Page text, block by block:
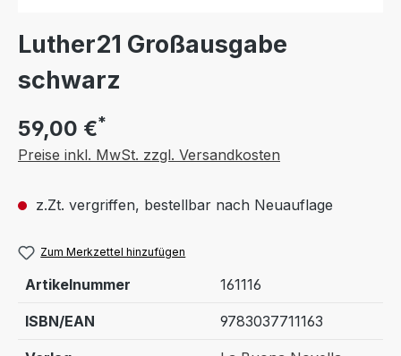
Luther21 Großausgabe
schwarz
59,00 €*
Preise inkl. MwSt. zzgl. Versandkosten
z.Zt. vergriffen, bestellbar nach Neuauflage
Zum Merkzettel hinzufügen
Artikelnummer 161116
ISBN/EAN 9783037711163